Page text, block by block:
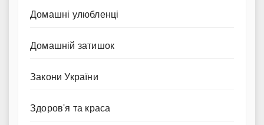
Домашні улюбленці
Домашній затишок
Закони України
Здоров'я та краса